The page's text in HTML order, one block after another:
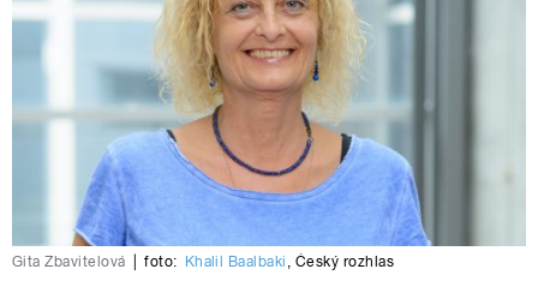
Gita Zbavitelová foto: Khalil Baalbaki , Český rozhlas